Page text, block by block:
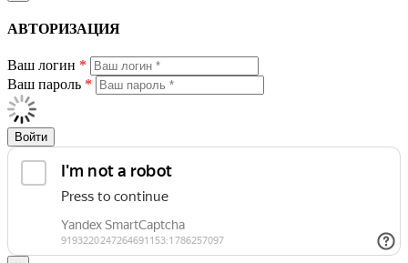
АВТОРИЗАЦИЯ
Ваш логин *
Ваш пароль *
Войти